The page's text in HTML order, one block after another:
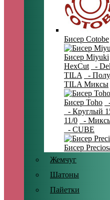
Бисер Cotobe
Бисер Miyuki
HexCut
-
TILA
-
TILA Миксы
Бисер Toho
- Круглый
11/0
-
- CUBE
Бисер
Жемчуг
Шатоны
Пайетки